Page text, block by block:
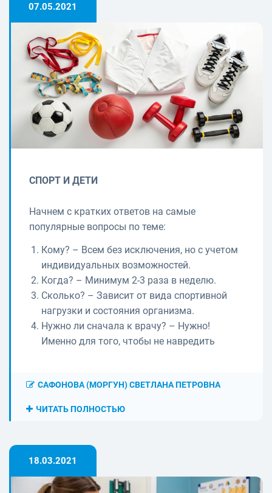
07.05.2021
СПОРТ И ДЕТИ
Начнем с кратких ответов на самые
популярные вопросы по теме:
Кому? – Всем без исключения, но с учетом
индивидуальных возможностей.
Когда? – Минимум 2-3 раза в неделю.
Сколько? – Зависит от вида спортивной
нагрузки и состояния организма.
Нужно ли сначала к врачу? – Нужно!
Именно для того, чтобы не навредить
САФОНОВА (МОРГУН) СВЕТЛАНА ПЕТРОВНА
ЧИТАТЬ ПОЛНОСТЬЮ
18.03.2021